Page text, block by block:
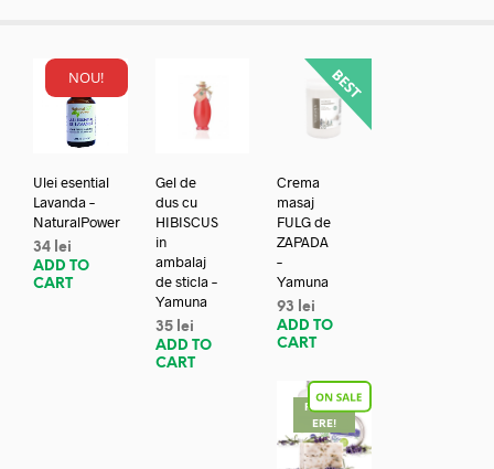
NOU!
Ulei esential
Lavanda –
NaturalPower
34 lei
ADD TO
CART
Gel de
dus cu
HIBISCUS
in
ambalaj
de sticla –
Yamuna
35 lei
ADD TO
CART
Crema
masaj
FULG de
ZAPADA
–
Yamuna
93
lei
ADD TO
CART
REDUC
ERE!